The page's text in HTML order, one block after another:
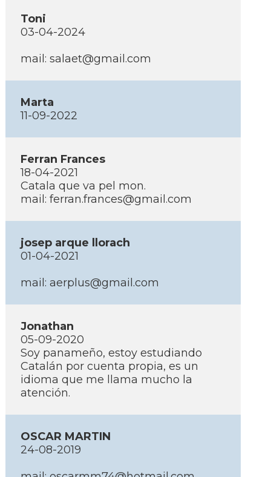
Toni
03-04-2024
mail: salaet@gmail.com
Marta
11-09-2022
Ferran Frances
18-04-2021
Catala que va pel mon.
mail: ferran.frances@gmail.com
josep arque llorach
01-04-2021
mail: aerplus@gmail.com
Jonathan
05-09-2020
Soy panameño, estoy estudiando
Catalán por cuenta propia, es un
idioma que me llama mucho la
atención.
OSCAR MARTIN
24-08-2019